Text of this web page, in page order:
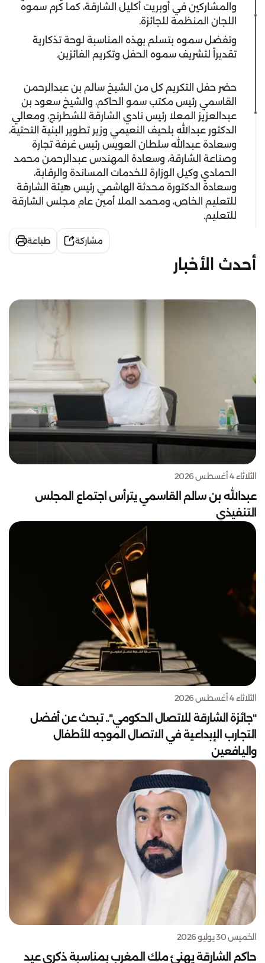
والمشاركين في أوبريت أكليل الشارقة، كما كرم سموه
اللجان المنظمة للجائزة.
وتفضل سموه بتسلم بهذه المناسبة لوحة تذكارية
تقديراً لتشريف سموه الحفل وتكريم الفائزين.
حضر حفل التكريم كل من الشيخ سالم بن عبدالرحمن
القاسمي رئيس مكتب سمو الحاكم، والشيخ سعود بن
عبدالعزيز المعلا رئيس نادي الشارقة للشطرنج، ومعالي
الدكتور عبدالله بلحيف النعيمي وزير تطوير البنية التحتية،
وسعادة عبدالله سلطان العويس رئيس غرفة تجارة
وصناعة الشارقة، وسعادة المهندس عبدالرحمن محمد
الحمادي وكيل الوزارة للخدمات المساندة والرقابة،
وسعادة الدكتورة محدثة الهاشمي رئيس هيئة الشارقة
للتعليم الخاص، ومحمد الملا أمين عام مجلس الشارقة
للتعليم.
مشاركة طباعة
أحدث الأخبار
الثلاثاء 4 أغسطس 2026
عبدالله بن سالم القاسمي يترأس اجتماع المجلس
التنفيذي
الثلاثاء 4 أغسطس 2026
"جائزة الشارقة للاتصال الحكومي".. تبحث عن أفضل
التجارب الإبداعية في الاتصال الموجه للأطفال
واليافعين
الخميس 30 يوليو 2026
حاكم الشارقة يهنئ ملك المغرب بمناسبة ذكرى عيد